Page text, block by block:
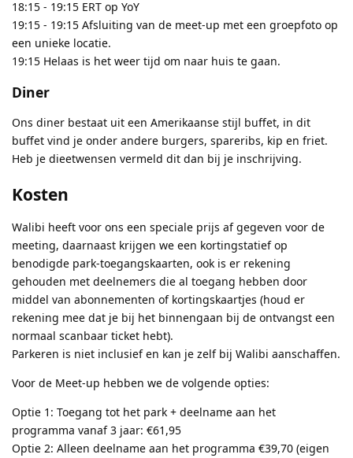
18:15 - 19:15 ERT op YoY
19:15 - 19:15 Afsluiting van de meet-up met een groepfoto op
een unieke locatie.
19:15 Helaas is het weer tijd om naar huis te gaan.
Diner
Ons diner bestaat uit een Amerikaanse stijl buffet, in dit
buffet vind je onder andere burgers, spareribs, kip en friet.
Heb je dieetwensen vermeld dit dan bij je inschrijving.
Kosten
Walibi heeft voor ons een speciale prijs af gegeven voor de
meeting, daarnaast krijgen we een kortingstatief op
benodigde park-toegangskaarten, ook is er rekening
gehouden met deelnemers die al toegang hebben door
middel van abonnementen of kortingskaartjes (houd er
rekening mee dat je bij het binnengaan bij de ontvangst een
normaal scanbaar ticket hebt).
Parkeren is niet inclusief en kan je zelf bij Walibi aanschaffen.
Voor de Meet-up hebben we de volgende opties:
Optie 1: Toegang tot het park + deelname aan het
programma vanaf 3 jaar: €61,95
Optie 2: Alleen deelname aan het programma €39,70 (eigen